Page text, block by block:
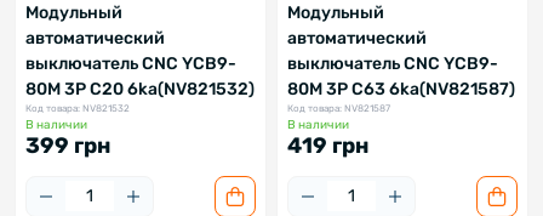
Модульный
автоматический
выключатель CNC YCB9-
80M 3P C20 6ka(NV821532)
Код товара: NV821532
В наличии
399 грн
Модульный
автоматический
выключатель CNC YCB9-
80M 3P C63 6ka(NV821587)
Код товара: NV821587
В наличии
419 грн